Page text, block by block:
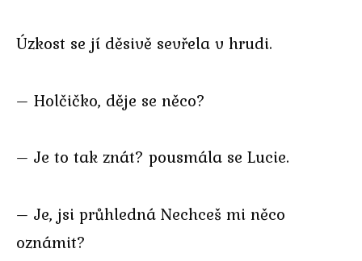
Úzkost se jí děsivě sevřela v hrudi.
– Holčičko, děje se něco?
– Je to tak znát? pousmála se Lucie.
– Je, jsi průhledná Nechceš mi něco
oznámit?